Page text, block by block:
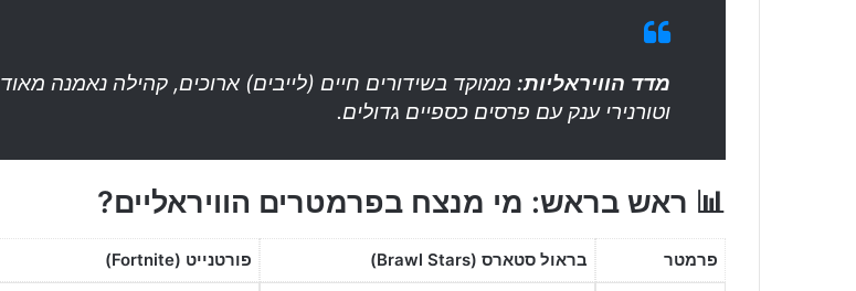
מדד הוויראליות: ממוקד בשידורים חיים (לייבים) ארוכים, קהילה נאמנה מאוד
וטורנירי ענק עם פרסים כספיים גדולים.
📊 ראש בראש: מי מנצח בפרמטרים הוויראליים?
פרמטר בראול סטארס (Brawl Stars) פורטנייט (Fortnite)